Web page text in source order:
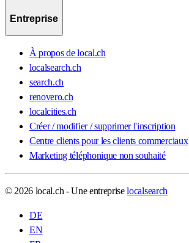
Entreprise
À propos de local.ch
localsearch.ch
search.ch
renovero.ch
localcities.ch
Créer / modifier / supprimer l'inscription
Centre clients pour les clients commerciaux
Marketing téléphonique non souhaité
© 2026 local.ch - Une entrepriselocalsearch
DE
EN